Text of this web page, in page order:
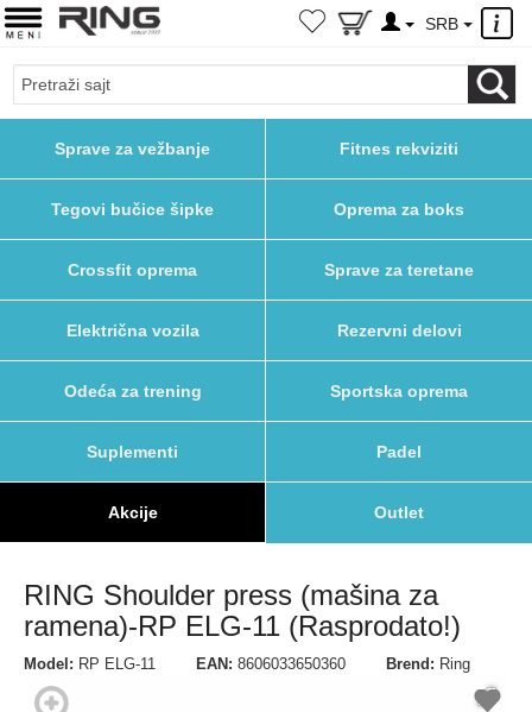
×
SRB
Sprave za vežbanje Fitnes rekviziti
Tegovi bučice šipke Oprema za boks
Crossfit oprema Sprave za teretane
Električna vozila Rezervni delovi
Odeća za trening Sportska oprema
Suplementi Padel
Akcije Outlet
RING Shoulder press (mašina za
ramena)-RP ELG-11 (Rasprodato!)
Model: RP ELG-11 EAN: 8606033650360 Brend: Ring